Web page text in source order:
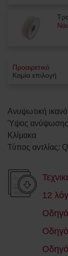
Προαιρετικό
Καμία επιλογή
Ανυψωτική
Ύψος ανύψωσης
Κλίμακα
Τύπος αντλίας:
12